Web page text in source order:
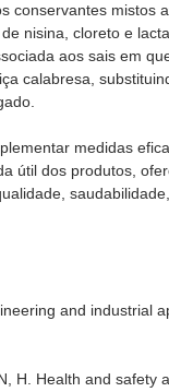
conservantes mistos
nisina, cloreto e
aos sais em
calabresa,
medidas
útil dos produtos,
and industrial
H. Health and safety